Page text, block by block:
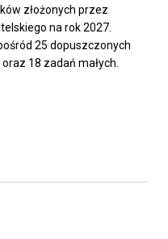
złożonych przez
na rok 2027.
25 dopuszczonych
18 zadań małych.